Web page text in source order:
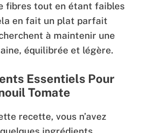
fibres tout en étant faibles
en fait un plat parfait
à maintenir une
équilibrée et légère.
Essentiels Pour
Tomate
recette, vous n’avez